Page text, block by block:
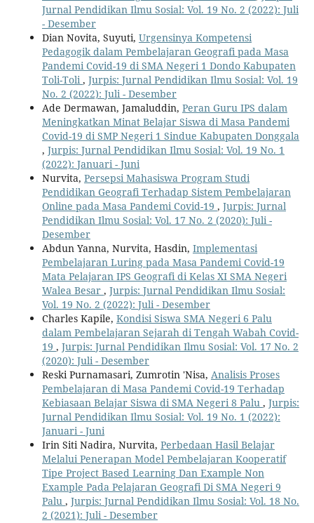
Jurnal Pendidikan Ilmu Sosial: Vol. 19 No. 2 (2022): Juli
- Desember
Dian Novita, Suyuti, Urgensinya Kompetensi
Pedagogik dalam Pembelajaran Geografi pada Masa
Pandemi Covid-19 di SMA Negeri 1 Dondo Kabupaten
Toli-Toli, Jurpis: Jurnal Pendidikan Ilmu Sosial: Vol. 19
No. 2 (2022): Juli - Desember
Ade Dermawan, Jamaluddin, Peran Guru IPS dalam
Meningkatkan Minat Belajar Siswa di Masa Pandemi
Covid-19 di SMP Negeri 1 Sindue Kabupaten Donggala
, Jurpis: Jurnal Pendidikan Ilmu Sosial: Vol. 19 No. 1
(2022): Januari - Juni
Nurvita, Persepsi Mahasiswa Program Studi
Pendidikan Geografi Terhadap Sistem Pembelajaran
Online pada Masa Pandemi Covid-19 , Jurpis: Jurnal
Pendidikan Ilmu Sosial: Vol. 17 No. 2 (2020): Juli -
Desember
Abdun Yanna, Nurvita, Hasdin, Implementasi
Pembelajaran Luring pada Masa Pandemi Covid-19
Mata Pelajaran IPS Geografi di Kelas XI SMA Negeri
Walea Besar , Jurpis: Jurnal Pendidikan Ilmu Sosial:
Vol. 19 No. 2 (2022): Juli - Desember
Charles Kapile, Kondisi Siswa SMA Negeri 6 Palu
dalam Pembelajaran Sejarah di Tengah Wabah Covid-
19 , Jurpis: Jurnal Pendidikan Ilmu Sosial: Vol. 17 No. 2
(2020): Juli - Desember
Reski Purnamasari, Zumrotin 'Nisa, Analisis Proses
Pembelajaran di Masa Pandemi Covid-19 Terhadap
Kebiasaan Belajar Siswa di SMA Negeri 8 Palu , Jurpis:
Jurnal Pendidikan Ilmu Sosial: Vol. 19 No. 1 (2022):
Januari - Juni
Irin Siti Nadira, Nurvita, Perbedaan Hasil Belajar
Melalui Penerapan Model Pembelajaran Kooperatif
Tipe Project Based Learning Dan Example Non
Example Pada Pelajaran Geografi Di SMA Negeri 9
Palu , Jurpis: Jurnal Pendidikan Ilmu Sosial: Vol. 18 No.
2 (2021): Juli - Desember